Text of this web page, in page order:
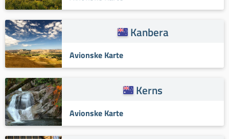
Kanbera
Avionske Karte
Kerns
Avionske Karte